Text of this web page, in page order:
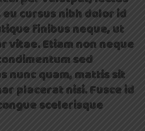
cursus nibh dolor id
finibus neque, ut
vitae. Etiam non neque
sed
nunc quam, mattis sit
placerat nisi. Fusce id
scelerisque